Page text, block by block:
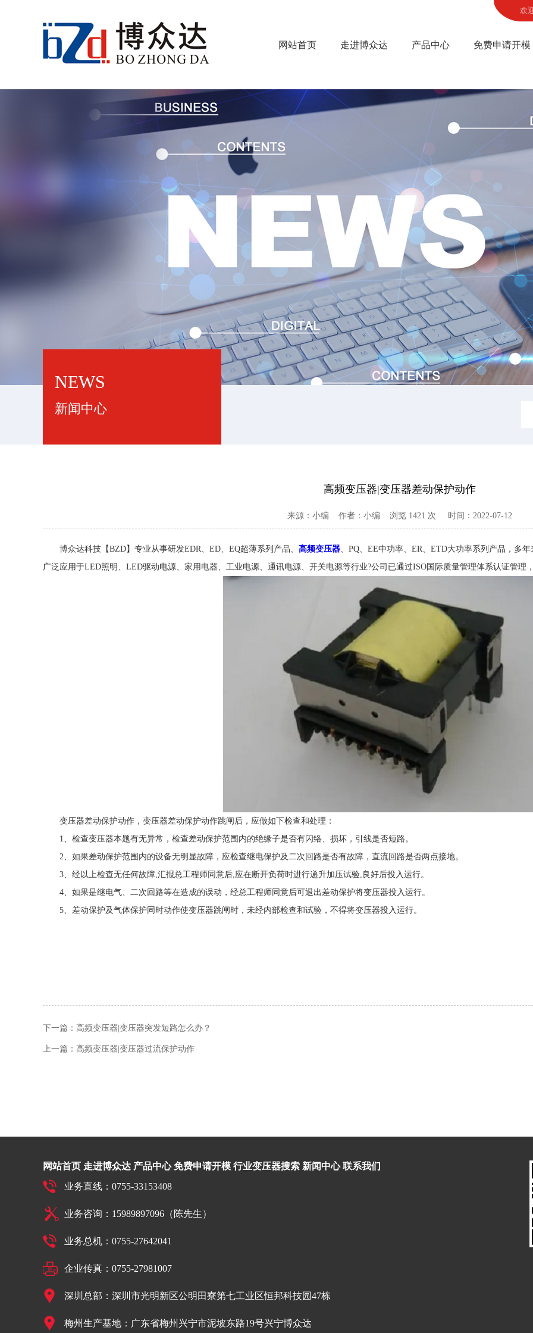
欢
网站首页 走进博众达 产品中心 免费申请开模
NEWS
新闻中心
高频变压器|变压器差动保护动作
来源： 小编 作者： 小编 浏览 1421 次 时间： 2022-07-12
博众达科技【BZD】专业从事研发EDR、ED、EQ超薄系列产品、 高频变压器、PQ、EE中功率、ER、ETD大功率系列产品，多
广泛应用于LED照明、LED驱动电源、家用电器、工业电源、通讯电源、开关电源等行业?公司已通过ISO国际质量管理体系认证管理
变压器差动保护动作，变压器差动保护动作跳闸后，应做如下检查和处理：
1、检查变压器本题有无异常，检查差动保护范围内的绝缘子是否有闪络、损坏，引线是否短路。
2、如果差动保护范围内的设备无明显故障，应检查继电保护及二次回路是否有故障，直流回路是否两点接地。
3、经以上检查无任何故障,汇报总工程师同意后,应在断开负荷时进行递升加压试验,良好后投入运行。
4、如果是继电气、二次回路等在造成的误动，经总工程师同意后可退出差动保护将变压器投入运行。
5、差动保护及气体保护同时动作使变压器跳闸时，未经内部检查和试验，不得将变压器投入运行。
下一篇： 高频变压器|变压器突发短路怎么办？
上一篇： 高频变压器|变压器过流保护动作
网站首页 走进博众达 产品中心 免费申请开模 行业变压器搜索 新闻中心 联系我们
业务直线：0755-33153408
业务咨询：15989897096（陈先生）
业务总机：0755-27642041
企业传真：0755-27981007
深圳总部：深圳市光明新区公明田寮第七工业区恒邦科技园47栋
梅州生产基地：广东省梅州兴宁市泥坡东路19号兴宁博众达